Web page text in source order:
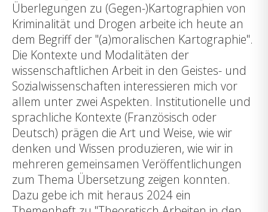
Überlegungen zu (Gegen-)Kartographien von
Kriminalität und Drogen arbeite ich heute an
dem Begriff der "(a)moralischen Kartographie".
Die Kontexte und Modalitäten der
wissenschaftlichen Arbeit in den Geistes- und
Sozialwissenschaften interessieren mich vor
allem unter zwei Aspekten. Institutionelle und
sprachliche Kontexte (Französisch oder
Deutsch) prägen die Art und Weise, wie wir
denken und Wissen produzieren, wie wir in
mehreren gemeinsamen Veröffentlichungen
zum Thema Übersetzung zeigen konnten.
Dazu gebe ich mit heraus 2024 ein